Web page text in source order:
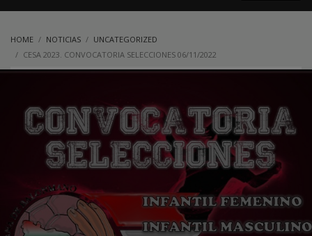
HOME NOTICIAS
UNCATEGORIZED
CESA 2023. CONVOCATORIA SELECCIONES 06/11/2022